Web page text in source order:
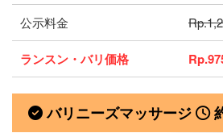
公示料金
ランスン・バリ価格
バリニーズマッサージ